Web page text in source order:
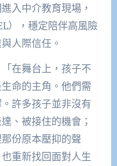
入中介教育現場，
），穩定陪伴高風險
人際信任。
在舞台上，孩子不
命的主角。他們需
許多孩子並非沒有
、被接住的機會；
份原本壓抑的聲
重新找回面對人生